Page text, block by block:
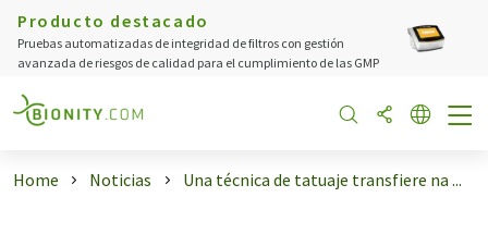
Producto destacado
Pruebas automatizadas de integridad de filtros con gestión
avanzada de riesgos de calidad para el cumplimiento de las GMP
Home Noticias Una técnica de tatuaje transfiere na ...